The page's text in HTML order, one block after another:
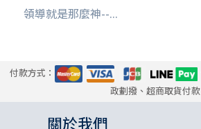
領導就是那麼神--...
付款方式：
政劃撥、超商取貨付款
關於我們